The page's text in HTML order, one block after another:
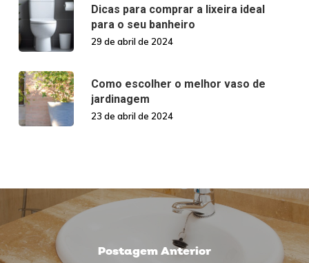
Dicas para comprar a lixeira ideal
para o seu banheiro
29 de abril de 2024
Como escolher o melhor vaso de
jardinagem
23 de abril de 2024
Postagem Anterior